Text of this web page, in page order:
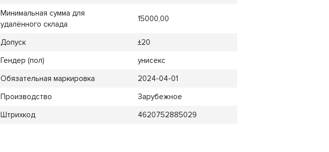
Минимальная сумма для
удалённого склада
15000,00
Допуск
±20
Гендер (пол)
унисекс
Обязательная маркировка
2024-04-01
Производство
Зарубежное
Штрихкод
4620752885029